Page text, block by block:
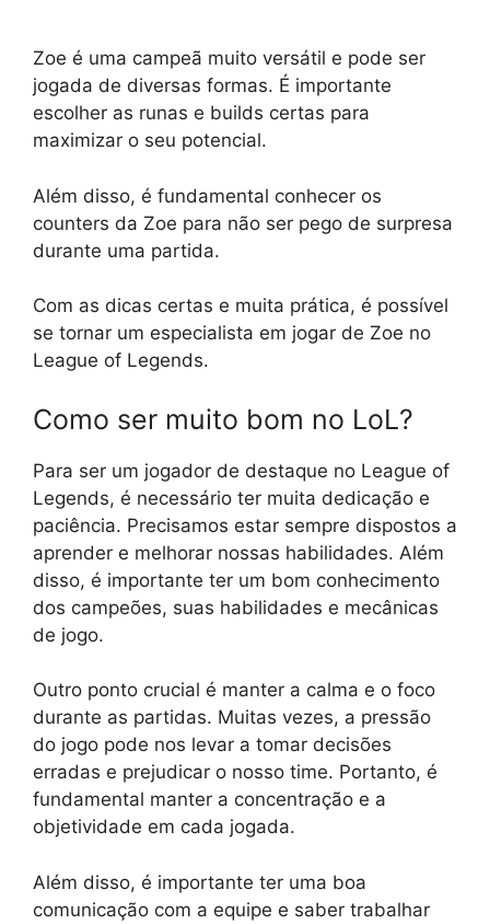
Zoe é uma campeã muito versátil e pode ser
jogada de diversas formas. É importante
escolher as runas e builds certas para
maximizar o seu potencial.
Além disso, é fundamental conhecer os
counters da Zoe para não ser pego de surpresa
durante uma partida.
Com as dicas certas e muita prática, é possível
se tornar um especialista em jogar de Zoe no
League of Legends.
Como ser muito bom no LoL?
Para ser um jogador de destaque no League of
Legends, é necessário ter muita dedicação e
paciência. Precisamos estar sempre dispostos a
aprender e melhorar nossas habilidades. Além
disso, é importante ter um bom conhecimento
dos campeões, suas habilidades e mecânicas
de jogo.
Outro ponto crucial é manter a calma e o foco
durante as partidas. Muitas vezes, a pressão
do jogo pode nos levar a tomar decisões
erradas e prejudicar o nosso time. Portanto, é
fundamental manter a concentração e a
objetividade em cada jogada.
Além disso, é importante ter uma boa
comunicação com a equipe e saber trabalhar